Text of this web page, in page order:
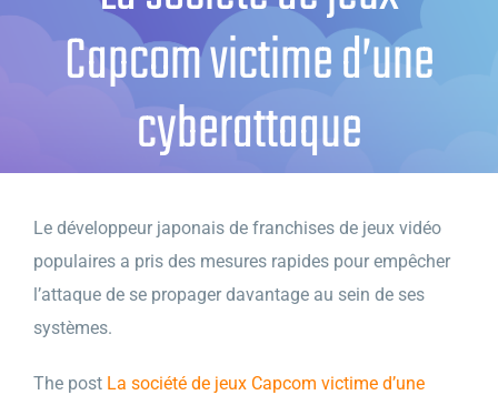
Capcom victime d’une
cyberattaque
Le développeur japonais de franchises de jeux vidéo
populaires a pris des mesures rapides pour empêcher
l’attaque de se propager davantage au sein de ses
systèmes.
The post La société de jeux Capcom victime d’une